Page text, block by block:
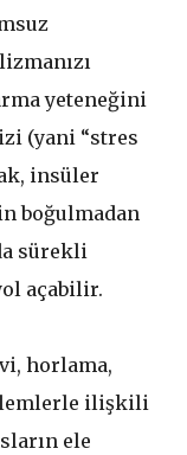
yeteneğini
(yani “stres
insüler
boğulmadan
sürekli
açabilir.
horlama,
ilişkili
ele